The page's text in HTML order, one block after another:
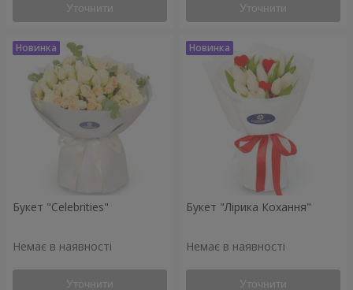
Уточнити Уточнити
Букет "Celebrities"
Немає в наявності
Уточнити
Букет "Лірика Кохання"
Немає в наявності
Уточнити